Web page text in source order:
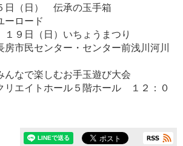
日（日） 伝承の玉手箱
ド
１９日（日）いちょうまつり
ー・センター前浅川河川
んなで楽しむお手玉遊び大会
ール５階ホール １２：０